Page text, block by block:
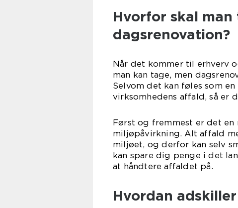
Hvorfor skal
dagsrenovation?
Når det kommer til erhverv
man kan tage, men
Selvom det kan føles som
virksomhedens affald, så er
Først og fremmest er det en
miljøpåvirkning. Alt affald
miljøet, og derfor kan selv
kan spare dig penge i det
at håndtere affaldet på.
Hvordan